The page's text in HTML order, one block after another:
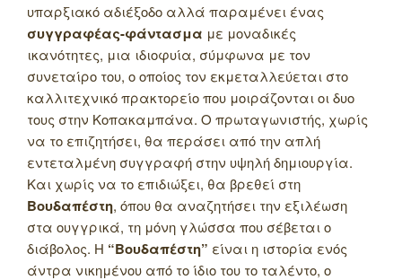
υπαρξιακό αδιέξοδο αλλά παραμένει ένας
συγγραφέας-φάντασμα με μοναδικές
ικανότητες, μια ιδιοφυία, σύμφωνα με τον
συνεταίρο του, ο οποίος τον εκμεταλλεύεται στο
καλλιτεχνικό πρακτορείο που μοιράζονται οι δυο
τους στην Κοπακαμπάνα. Ο πρωταγωνιστής, χωρίς
να το επιζητήσει, θα περάσει από την απλή
εντεταλμένη συγγραφή στην υψηλή δημιουργία.
Και χωρίς να το επιδιώξει, θα βρεθεί στη
Βουδαπέστη, όπου θα αναζητήσει την εξιλέωση
στα ουγγρικά, τη μόνη γλώσσα που σέβεται ο
διάβολος. Η “Βουδαπέστη” είναι η ιστορία ενός
άντρα νικημένου από το ίδιο του το ταλέντο, ο